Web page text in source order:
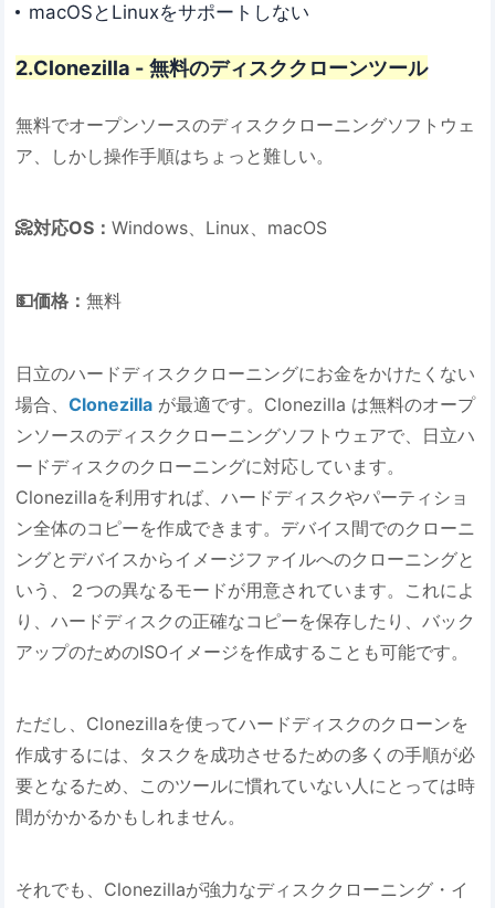
macOSとLinuxをサポートしない
2.Clonezilla - 無料のディスククローンツール
無料でオープンソースのディスククローニングソフトウェ
ア、しかし操作手順はちょっと難しい。
📀対応OS：Windows、Linux、macOS
💵価格：無料
日立のハードディスククローニングにお金をかけたくない
場合、Clonezilla が最適です。Clonezilla は無料のオープ
ンソースのディスククローニングソフトウェアで、日立ハ
ードディスクのクローニングに対応しています。
Clonezillaを利用すれば、ハードディスクやパーティショ
ン全体のコピーを作成できます。デバイス間でのクローニ
ングとデバイスからイメージファイルへのクローニングと
いう、２つの異なるモードが用意されています。これによ
り、ハードディスクの正確なコピーを保存したり、バック
アップのためのISOイメージを作成することも可能です。
ただし、Clonezillaを使ってハードディスクのクローンを
作成するには、タスクを成功させるための多くの手順が必
要となるため、このツールに慣れていない人にとっては時
間がかかるかもしれません。
それでも、Clonezillaが強力なディスククローニング・イ